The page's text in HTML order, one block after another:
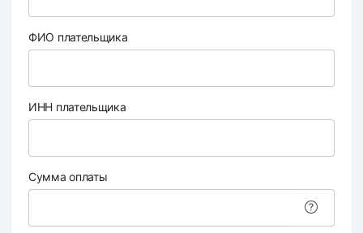
ФИО плательщика
ИНН плательщика
Сумма оплаты